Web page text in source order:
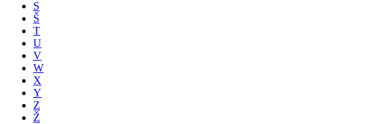
S
Š
T
U
V
W
X
Y
Z
Ž